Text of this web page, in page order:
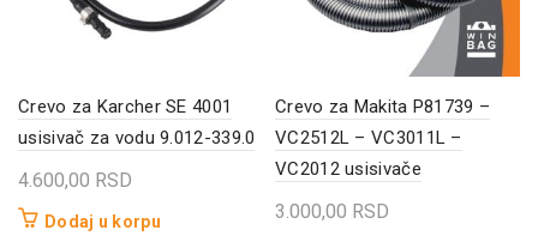
Crevo za Karcher SE 4001
usisivač za vodu 9.012-339.0
4.600,00 RSD
Dodaj u korpu
Crevo za Makita P81739 –
VC2512L – VC3011L –
VC2012 usisivače
3.000,00 RSD